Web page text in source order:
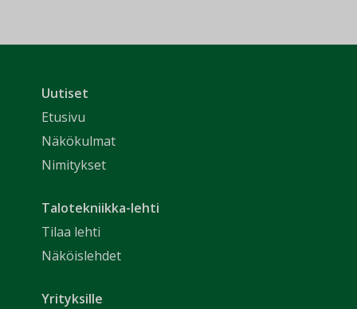
Uutiset
Etusivu
Näkökulmat
Nimitykset
Talotekniikka-lehti
Tilaa lehti
Näköislehdet
Yrityksille